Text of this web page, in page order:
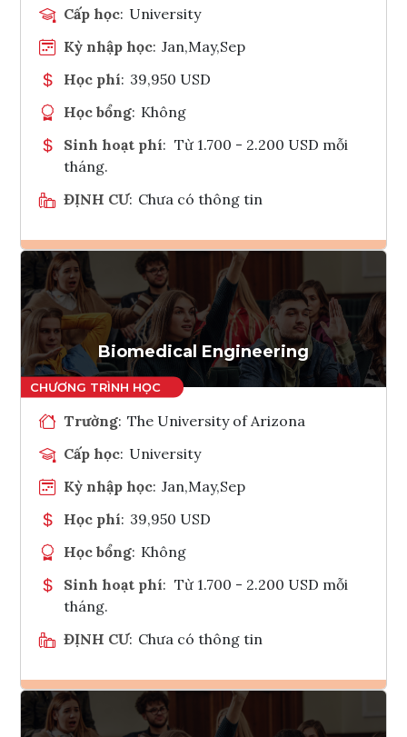
Cấp học: University
Kỳ nhập học: Jan,May,Sep
Học phí: 39,950 USD
Học bổng: Không
Sinh hoạt phí: Từ 1.700 - 2.200 USD mỗi
tháng.
ĐỊNH CƯ: Chưa có thông tin
Ghi danh
Tham vấn Interlink
Biomedical Engineering
Trường: The University of Arizona
Cấp học: University
Kỳ nhập học: Jan,May,Sep
Học phí: 39,950 USD
Học bổng: Không
Sinh hoạt phí: Từ 1.700 - 2.200 USD mỗi
tháng.
ĐỊNH CƯ: Chưa có thông tin
Ghi danh